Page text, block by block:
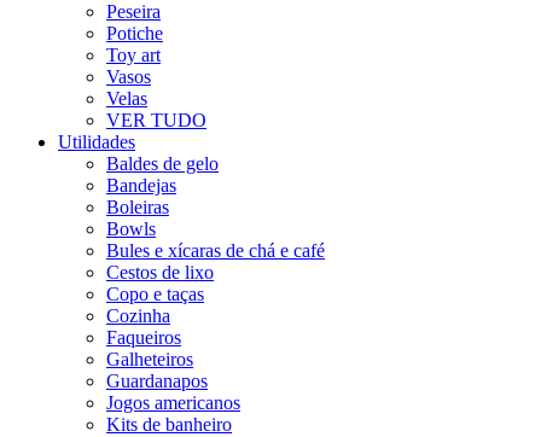
Peseira
Potiche
Toy art
Vasos
Velas
VER TUDO
Utilidades
Baldes de gelo
Bandejas
Boleiras
Bowls
Bules e xícaras de chá e café
Cestos de lixo
Copo e taças
Cozinha
Faqueiros
Galheteiros
Guardanapos
Jogos americanos
Kits de banheiro